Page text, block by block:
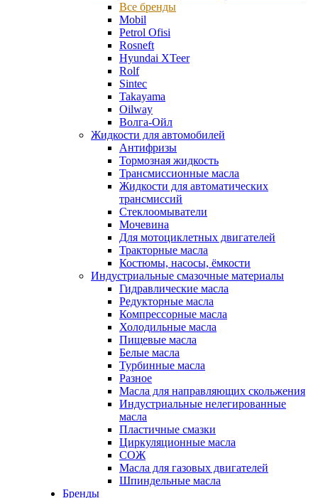
Все бренды
Mobil
Petrol Ofisi
Rosneft
Hyundai XTeer
Rolf
Sintec
Takayama
Oilway
Волга-Ойл
Жидкости для автомобилей
Антифризы
Тормозная жидкость
Трансмиссионные масла
Жидкости для автоматических
трансмиссий
Стеклоомыватели
Мочевина
Для мотоциклетных двигателей
Тракторные масла
Костюмы, насосы, ёмкости
Индустриальные смазочные материалы
Гидравлические масла
Редукторные масла
Компрессорные масла
Холодильные масла
Пищевые масла
Белые масла
Турбинные масла
Разное
Масла для направляющих скольжения
Индустриальные нелегированные
масла
Пластичные смазки
Циркуляционные масла
СОЖ
Масла для газовых двигателей
Шпиндельные масла
Бренды